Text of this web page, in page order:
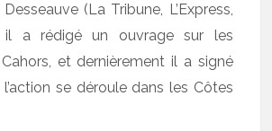
(La Tribune, L’Express,
il a rédigé un ouvrage sur les
et dernièrement il a signé
se déroule dans les Côtes